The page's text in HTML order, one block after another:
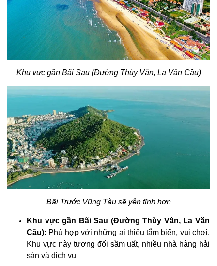
Khu vực gần Bãi Sau (Đường Thùy Vân, La Văn Cầu)
Bãi Trước Vũng Tàu sẽ yên tĩnh hơn
Khu vực gần Bãi Sau (Đường Thùy Vân, La Văn
Cầu): Phù hợp với những ai thiếu tắm biển, vui chơi.
Khu vực này tương đối sầm uất, nhiều nhà hàng hải
sản và dịch vụ.